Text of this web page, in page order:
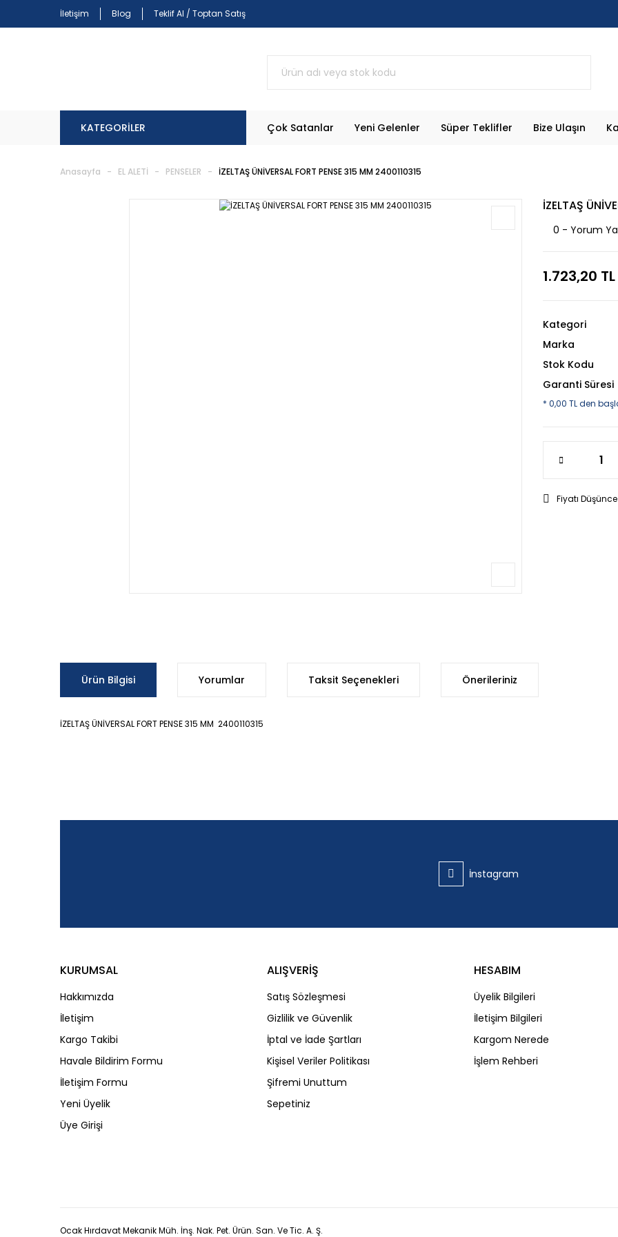
İletişim Blog Teklif Al / Toptan Satış
KATEGORİLER Çok Satanlar Yeni Gelenler Süper Teklifler Bize Ulaşın
Anasayfa EL ALETİ PENSELER İZELTAŞ ÜNİVERSAL FORT PENSE 315 MM 2400110315
İZELTAŞ
0 - Yorum
1.723,20 TL
Kategori
Marka
Stok Kodu
Garanti Süresi
* 0,00 TL den
Fiyatı
Ürün Bilgisi Yorumlar Taksit Seçenekleri Önerileriniz
İZELTAŞ ÜNİVERSAL FORT PENSE 315 MM 2400110315
Gönder
İnstagram
KURUMSAL
Hakkımızda
İletişim
Kargo Takibi
Havale Bildirim Formu
İletişim Formu
Yeni Üyelik
Üye Girişi
ALIŞVERİŞ
Satış Sözleşmesi
Gizlilik ve Güvenlik
İptal ve İade Şartları
Kişisel Veriler Politikası
Şifremi Unuttum
Sepetiniz
HESABIM
Üyelik Bilgileri
İletişim Bilgileri
Kargom Nerede
İşlem Rehberi
Ocak Hırdavat Mekanik Müh. İnş. Nak. Pet. Ürün. San. Ve Tic. A. Ş.